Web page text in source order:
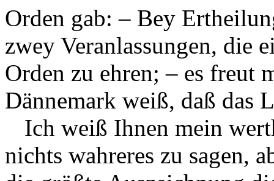
Orden gab: – Bey
zwey Veranlassungen, die
Orden zu ehren; – es freut
Dännemark weiß, daß das
Ich weiß Ihnen mein
nichts wahreres zu sagen,